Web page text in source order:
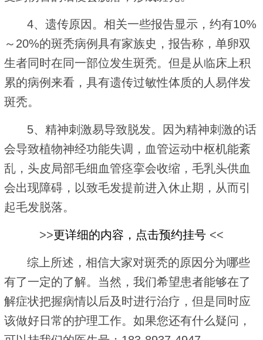
4、遗传原因。相关一些报告显示，约有10%
～20%的斑秃病例具有家族史，报告称，单卵双
生者同时在同一部位发生斑秃。但是从临床上积
累的病例来看，具有遗传过敏性体质的人易伴发
斑秃。
5、精神刺激易导致脱发。因为精神刺激的话
会导致植物神经功能失调，血管运动中枢机能紊
乱，头皮局部毛细血管痉挛会收缩，毛乳头供血
会出现障碍，以致毛发提前进入休止期，从而引
起毛发脱落。
>>更详细的内容，点击预约挂号 <<
综上所述，相信大家对斑秃的原因分为哪些
有了一定的了解。当然，我们希望患者能够在了
解症状把握病情以后及时进行治疗，但是同时应
该做好日常的护理工作。如果您还有什么疑问，